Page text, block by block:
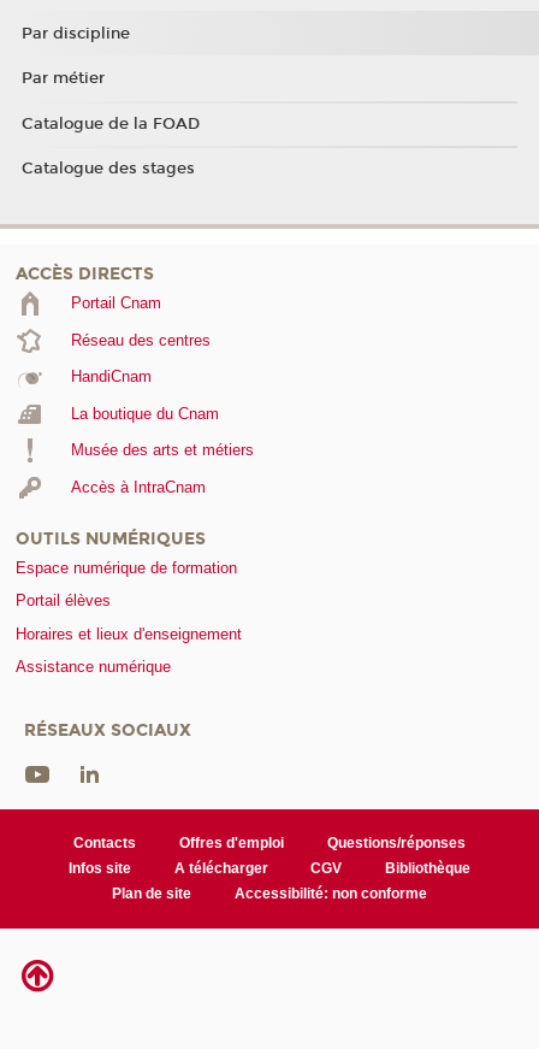
Par discipline
Par métier
Catalogue de la FOAD
Catalogue des stages
ACCÈS DIRECTS
Portail Cnam
Réseau des centres
HandiCnam
La boutique du Cnam
Musée des arts et métiers
Accès à IntraCnam
OUTILS NUMÉRIQUES
Espace numérique de formation
Portail élèves
Horaires et lieux d'enseignement
Assistance numérique
RÉSEAUX SOCIAUX
Contacts Offres d'emploi
Questions/réponses
Infos site
A télécharger CGV
Bibliothèque
Plan de site
Accessibilité: non conforme